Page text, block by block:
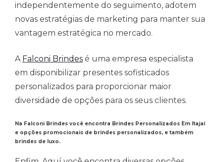
independentemente do seguimento, adotem
novas estratégias de marketing para manter sua
vantagem estratégica no mercado.
A Falconi Brindes é uma empresa especialista
em disponibilizar presentes sofisticados
personalizados para proporcionar maior
diversidade de opções para os seus clientes.
Na Falconi Brindes você encontra Brindes Personalizados Em Itajaí
e opções promocionais de brindes personalizados, e também
brindes de luxo.